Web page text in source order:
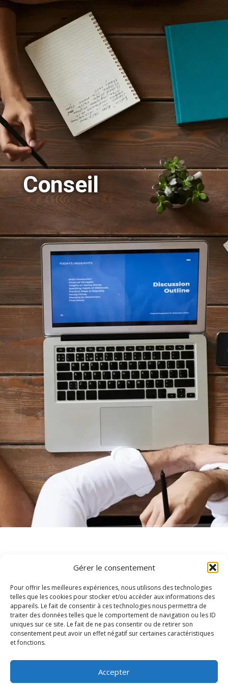
Gérer le consentement
Pour offrir les meilleures expériences, nous utilisons des technologies
telles que les cookies pour stocker et/ou accéder aux informations des
appareils. Le fait de consentir à ces technologies nous permettra de
traiter des données telles que le comportement de navigation ou les ID
uniques sur ce site. Le fait de ne pas consentir ou de retirer son
consentement peut avoir un effet négatif sur certaines caractéristiques
et fonctions.
Accepter
Conseil
Conseil, Audit,
Sécurité, SEO
Je peux réaliser un audit de votre site,
ses performances, la sécurité, ou ses